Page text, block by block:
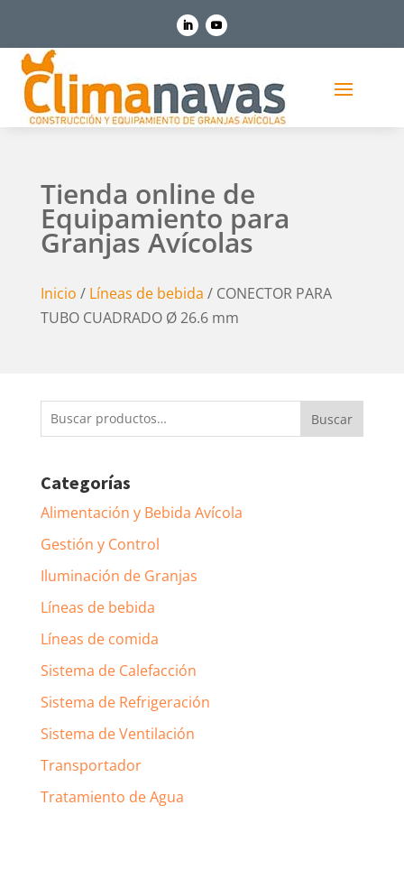
Tienda online de
Equipamiento para
Granjas Avícolas
Inicio / Líneas de bebida / CONECTOR PARA
TUBO CUADRADO Ø 26.6 mm
Buscar
por:
Buscar
Categorías
Alimentación y Bebida Avícola
Gestión y Control
Iluminación de Granjas
Líneas de bebida
Líneas de comida
Sistema de Calefacción
Sistema de Refrigeración
Sistema de Ventilación
Transportador
Tratamiento de Agua